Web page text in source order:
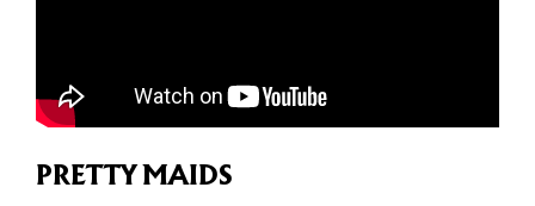
PRETTY MAIDS